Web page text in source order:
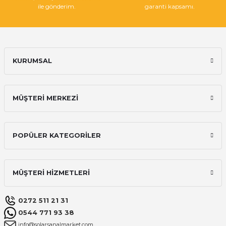
ile gönderim.
garanti kapsamı.
KURUMSAL
MÜŞTERİ MERKEZİ
POPÜLER KATEGORİLER
MÜŞTERİ HİZMETLERİ
0272 511 21 31
0544 771 93 38
info@solarsanalmarket.com